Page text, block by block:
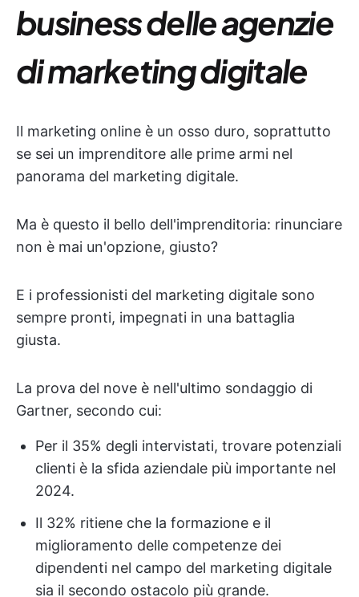
business delle agenzie
di marketing digitale
Il marketing online è un osso duro, soprattutto
se sei un imprenditore alle prime armi nel
panorama del marketing digitale.
Ma è questo il bello dell'imprenditoria: rinunciare
non è mai un'opzione, giusto?
E i professionisti del marketing digitale sono
sempre pronti, impegnati in una battaglia
giusta.
La prova del nove è nell'ultimo sondaggio di
Gartner, secondo cui:
Per il 35% degli intervistati, trovare potenziali
clienti è la sfida aziendale più importante nel
2024.
Il 32% ritiene che la formazione e il
miglioramento delle competenze dei
dipendenti nel campo del marketing digitale
sia il secondo ostacolo più grande.